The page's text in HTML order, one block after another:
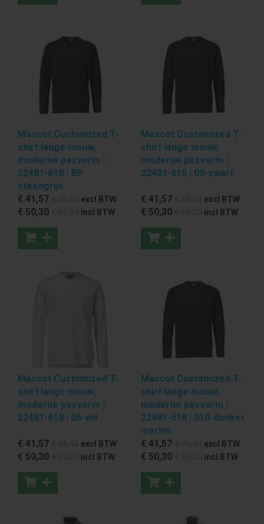
Mascot Customized T-
shirt lange mouw,
moderne pasvorm |
22481-618 | 89-
steengrijs
€ 41 ,57 excl BTW
€ 50,30 incl BTW
Mascot Customized T-
shirt lange mouw,
moderne pasvorm |
22481-618 | 09-zwart
€ 41 ,57 excl BTW
€ 50,30 incl BTW
Mascot Customized T-
shirt lange mouw,
moderne pasvorm |
22481-618 | 06-wit
€ 41 ,57 excl BTW
€ 50,30 incl BTW
Mascot Customized T-
shirt lange mouw,
moderne pasvorm |
22481-618 | 010-donker
marine
€ 41 ,57 excl BTW
€ 50,30 incl BTW